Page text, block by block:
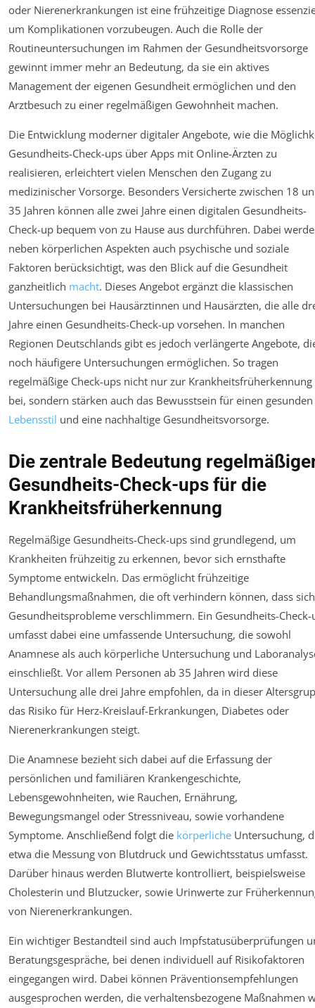
oder Nierenerkrankungen ist eine frühzeitige Diagnose
um Komplikationen vorzubeugen. Auch die Rolle der
Routineuntersuchungen im Rahmen der Gesundheitsvorsorge
gewinnt immer mehr an Bedeutung, da sie ein aktives
Management der eigenen Gesundheit ermöglichen und den
Arztbesuch zu einer regelmäßigen Gewohnheit machen.
Die Entwicklung moderner digitaler Angebote, wie die
Gesundheits-Check-ups über Apps mit Online-Ärzten zu
realisieren, erleichtert vielen Menschen den Zugang zu
medizinischer Vorsorge. Besonders Versicherte zwischen 18
35 Jahren können alle zwei Jahre einen digitalen Gesundheits-
Check-up bequem von zu Hause aus durchführen. Dabei
neben körperlichen Aspekten auch psychische und soziale
Faktoren berücksichtigt, was den Blick auf die Gesundheit
ganzheitlich macht. Dieses Angebot ergänzt die klassischen
Untersuchungen bei Hausärztinnen und Hausärzten, die alle
Jahre einen Gesundheits-Check-up vorsehen. In manchen
Regionen Deutschlands gibt es jedoch verlängerte Angebote,
noch häufigere Untersuchungen ermöglichen. So tragen
regelmäßige Check-ups nicht nur zur Krankheitsfrüherkennung
bei, sondern stärken auch das Bewusstsein für einen gesunden
Lebensstil und eine nachhaltige Gesundheitsvorsorge.
Die zentrale Bedeutung
Gesundheits-Check-ups für die
Krankheitsfrüherkennung
Regelmäßige Gesundheits-Check-ups sind grundlegend, um
Krankheiten frühzeitig zu erkennen, bevor sich ernsthafte
Symptome entwickeln. Das ermöglicht frühzeitige
Behandlungsmaßnahmen, die oft verhindern können, dass sich
Gesundheitsprobleme verschlimmern. Ein Gesundheits-Check-
umfasst dabei eine umfassende Untersuchung, die sowohl
Anamnese als auch körperliche Untersuchung und
einschließt. Vor allem Personen ab 35 Jahren wird diese
Untersuchung alle drei Jahre empfohlen, da in dieser
das Risiko für Herz-Kreislauf-Erkrankungen, Diabetes oder
Nierenerkrankungen steigt.
Die Anamnese bezieht sich dabei auf die Erfassung der
persönlichen und familiären Krankengeschichte,
Lebensgewohnheiten, wie Rauchen, Ernährung,
Bewegungsmangel oder Stressniveau, sowie vorhandene
Symptome. Anschließend folgt die körperliche Untersuchung,
etwa die Messung von Blutdruck und Gewichtsstatus umfasst.
Darüber hinaus werden Blutwerte kontrolliert, beispielsweise
Cholesterin und Blutzucker, sowie Urinwerte zur
von Nierenerkrankungen.
Ein wichtiger Bestandteil sind auch Impfstatusüberprüfungen
Beratungsgespräche, bei denen individuell auf Risikofaktoren
eingegangen wird. Dabei können Präventionsempfehlungen
ausgesprochen werden, die verhaltensbezogene Maßnahmen